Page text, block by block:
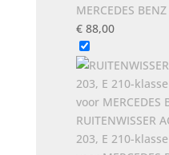
MERCEDES BENZ
€88,00
RUITENWISSER
203, E 210-